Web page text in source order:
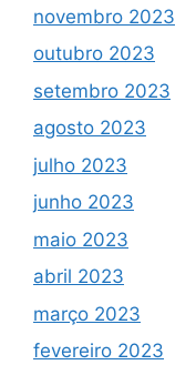
novembro 2023
outubro 2023
setembro 2023
agosto 2023
julho 2023
junho 2023
maio 2023
abril 2023
março 2023
fevereiro 2023